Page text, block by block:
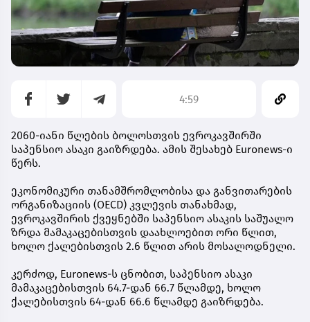
4:59
2060-იანი წლების ბოლოსთვის ევროკავშირში
საპენსიო ასაკი გაიზრდება. ამის შესახებ Euronews-ი
წერს.
ეკონომიკური თანამშრომლობისა და განვითარების
ორგანიზაციის (OECD) კვლევის თანახმად,
ევროკავშირის ქვეყნებში საპენსიო ასაკის საშუალო
ზრდა მამაკაცებისთვის დაახლოებით ორი წლით,
ხოლო ქალებისთვის 2.6 წლით არის მოსალოდნელი.
კერძოდ, Euronews-ს ცნობით, საპენსიო ასაკი
მამაკაცებისთვის 64.7-დან 66.7 წლამდე, ხოლო
ქალებისთვის 64-დან 66.6 წლამდე გაიზრდება.